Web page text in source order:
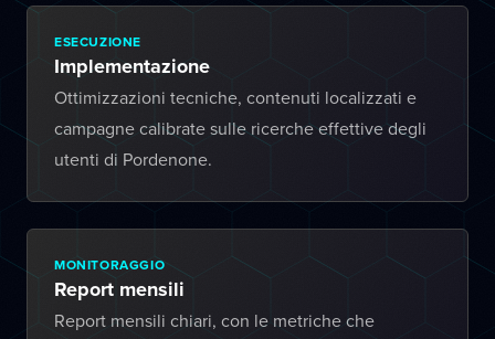
ESECUZIONE
Implementazione
Ottimizzazioni tecniche, contenuti localizzati e
campagne calibrate sulle ricerche effettive degli
utenti di Pordenone.
MONITORAGGIO
Report mensili
Report mensili chiari, con le metriche che